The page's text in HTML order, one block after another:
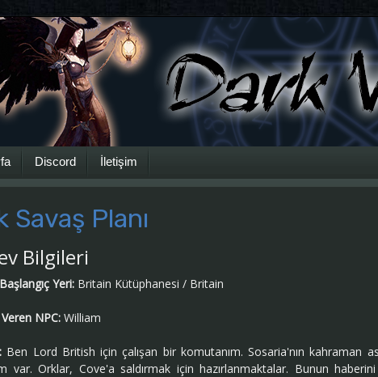
Discord İletişim
Savaş Planı
Bilgileri
Yeri: Britain Kütüphanesi / Britain
NPC: William
Ben Lord British için çalışan bir komutanım. Sosaria'nın kahraman
var. Orklar, Cove'a saldırmak için hazırlanmaktalar. Bunun